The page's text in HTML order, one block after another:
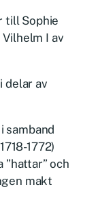
till Sophie
I av
delar av
samband
1772)
och
makt